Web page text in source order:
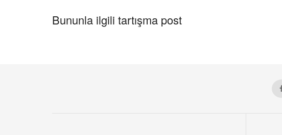
Bununla ilgili tartışma post